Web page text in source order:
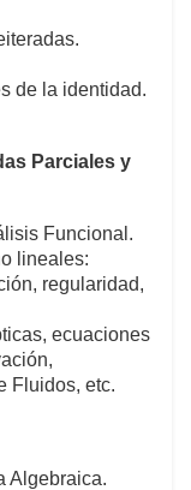
de la identidad.
Parciales y
Funcional.
lineales:
regularidad,
ecuaciones
Fluidos, etc.
Algebraica.